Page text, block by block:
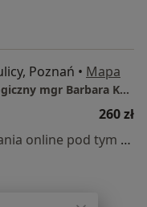
Poznań • Mapa
Gabinet Psychologiczno- Pedagogiczny mgr Barbara Kuryś Dzieci, Młodzież , Dorośli
260 zł
Specjalista nie oferuje umawiania online pod tym adresem.